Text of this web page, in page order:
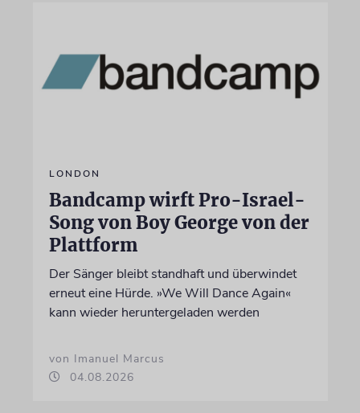
LONDON
Bandcamp wirft Pro-Israel-
Song von Boy George von der
Plattform
Der Sänger bleibt standhaft und überwindet
erneut eine Hürde. »We Will Dance Again«
kann wieder heruntergeladen werden
von Imanuel Marcus
04.08.2026